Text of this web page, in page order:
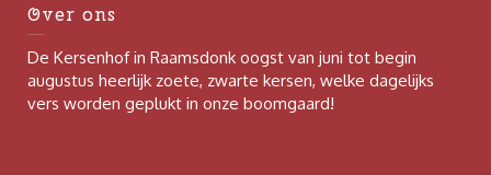
Over ons
De Kersenhof in Raamsdonk oogst van juni tot begin
augustus heerlijk zoete, zwarte kersen, welke dagelijks
vers worden geplukt in onze boomgaard!